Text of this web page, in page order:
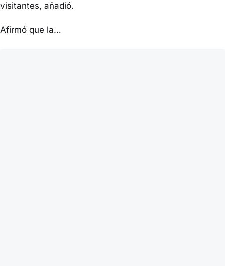
visitantes, añadió.
Afirmó que la…